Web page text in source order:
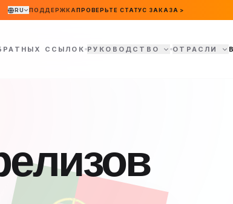
RU ПОДДЕРЖКАПРОВЕРЬТЕ СТАТУС ЗАКАЗА >
ССЫЛОК РУКОВОДСТВО ОТРАСЛИ